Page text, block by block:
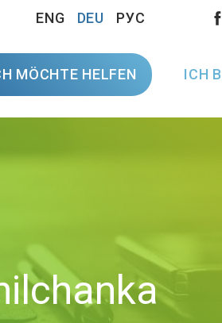
ENG DEU РУС
MÖCHTE HELFEN ICH